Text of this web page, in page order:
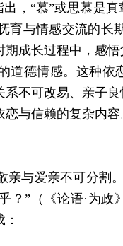
，“慕”或思慕是
育与情感交流的长
成长过程中，感
道德情感。这种依
不可改易、亲子
与信赖的复杂内
亲与爱亲不可分割
？”（《论语·为政